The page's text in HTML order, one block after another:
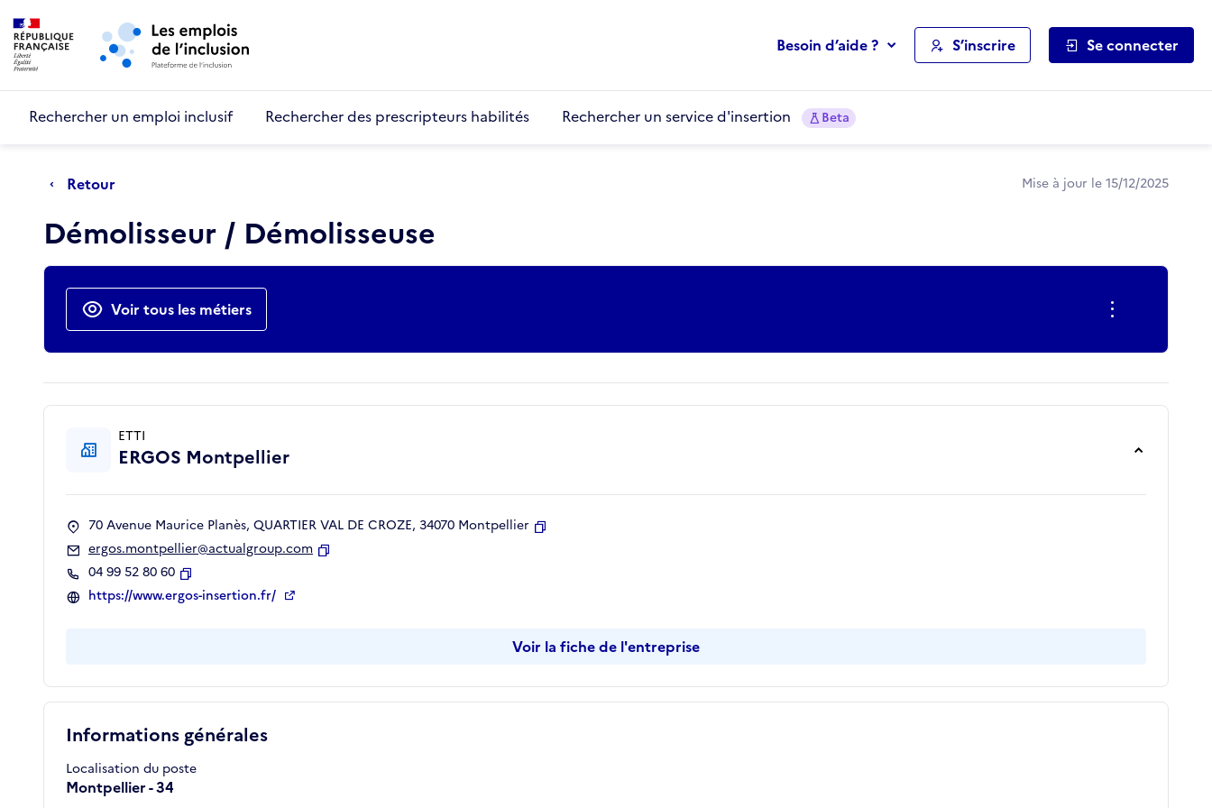
Aller au menu principal
Besoin d’aide ? S’inscrire Se connecter
Rechercher un emploi inclusif Rechercher des prescripteurs habilités Rechercher un service d'insertion Beta
Retour Mise à jour le 15/12/2025
Démolisseur / Démolisseuse
Actions rapides
Voir tous les métiers
Informations générales
Localisation du poste
Montpellier - 34
ETTI
ERGOS Montpellier
70 Avenue Maurice Planès, QUARTIER VAL DE CROZE, 34070 Montpellier
ergos.montpellier@actualgroup.com
04 99 52 80 60
Copier
https://www.ergos-insertion.fr/
Voir la fiche de l'entreprise